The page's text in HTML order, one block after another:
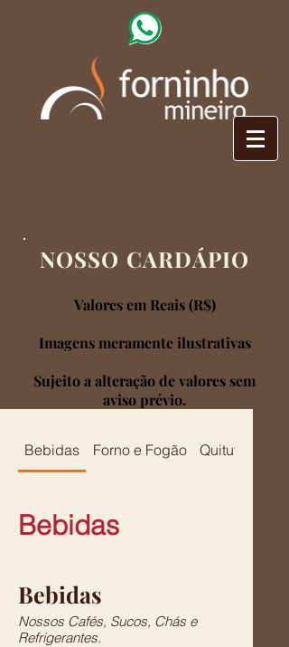
NOSSO CARDÁPIO
Valores em Reais (R$)
Imagens meramente ilustrativas
Sujeito a alteração de valores sem
aviso prévio.
Bebidas Forno e Fogão Quitutes
Bebidas
Bebidas
Nossos Cafés, Sucos, Chás e
Refrigerantes.